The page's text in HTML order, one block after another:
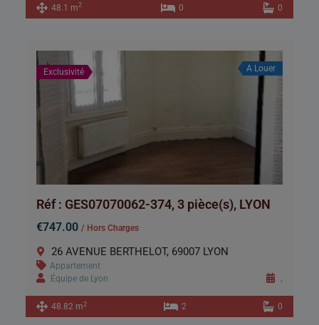
48.1 m2 0 0
Exclusivité A Louer
Réf : GES07070062-374, 3 pièce(s), LYON
€747.00 / Hors Charges
26 AVENUE BERTHELOT, 69007 LYON
Appartement
Équipe de Lyon
.
48.82 m2 2 0